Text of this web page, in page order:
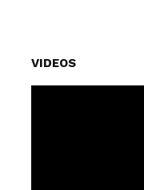
VIDEOS